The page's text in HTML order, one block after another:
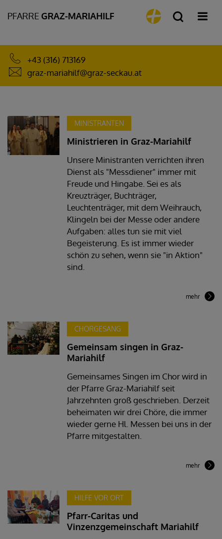
PFARRE GRAZ-MARIAHILF
+43 (316) 713169
graz-mariahilf@graz-seckau.at
MINISTRANTEN
Ministrieren in Graz-Mariahilf
Unsere Ministranten verrichten ihren
Dienst als "Messdiener" immer mit
Freude und Hingabe. Sei es als
Kreuzträger, Buchträger,
Leuchtenträger, mit dem Weihrauch,
Klingeln bei der Messe oder andere
Aufgaben: alles tun sie mit viel
Begeisterung. Es ist immer wieder
schön zu sehen, wenn sie "in Aktion"
sind.
mehr
CHORGESANG
Gemeinsam singen in Graz-
Mariahilf
Gemeinsames Singen im Chor wird in
der Pfarre Graz-Mariahilf seit
Jahrzehnten groß geschrieben. Derzeit
beheimaten wir drei Chöre, die immer
wieder gerne Hl. Messen bei uns in der
Pfarre mitgestalten.
mehr
HILFE VOR ORT
Pfarr-Caritas und
Vinzenzgemeinschaft Mariahilf